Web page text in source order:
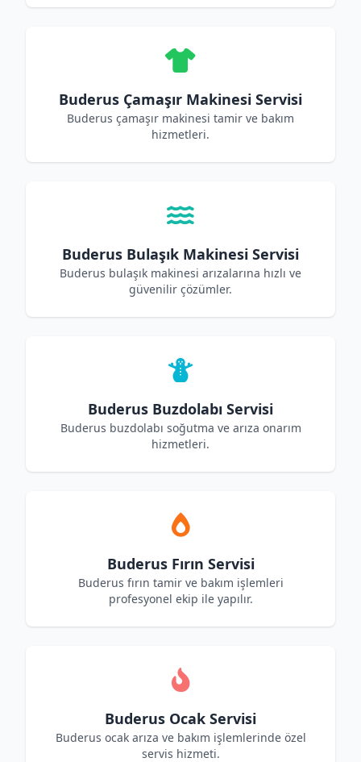
Buderus Çamaşır Makinesi Servisi
Buderus çamaşır makinesi tamir ve bakım
hizmetleri.
Buderus Bulaşık Makinesi Servisi
Buderus bulaşık makinesi arızalarına hızlı ve
güvenilir çözümler.
Buderus Buzdolabı Servisi
Buderus buzdolabı soğutma ve arıza onarım
hizmetleri.
Buderus Fırın Servisi
Buderus fırın tamir ve bakım işlemleri
profesyonel ekip ile yapılır.
Buderus Ocak Servisi
Buderus ocak arıza ve bakım işlemlerinde özel
servis hizmeti.